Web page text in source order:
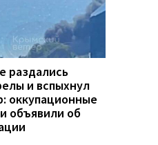
раздались
и вспыхнул
оккупационные
объявили об